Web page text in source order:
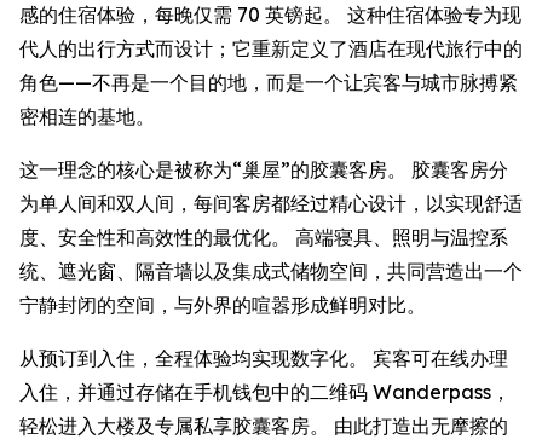
感的住宿体验，每晚仅需 70 英镑起。 这种住宿体验专为现
代人的出行方式而设计；它重新定义了酒店在现代旅行中的
角色——不再是一个目的地，而是一个让宾客与城市脉搏紧
密相连的基地。
这一理念的核心是被称为“巢屋”的胶囊客房。 胶囊客房分
为单人间和双人间，每间客房都经过精心设计，以实现舒适
度、安全性和高效性的最优化。 高端寝具、照明与温控系
统、遮光窗、隔音墙以及集成式储物空间，共同营造出一个
宁静封闭的空间，与外界的喧嚣形成鲜明对比。
从预订到入住，全程体验均实现数字化。 宾客可在线办理
入住，并通过存储在手机钱包中的二维码 Wanderpass，
轻松进入大楼及专属私享胶囊客房。 由此打造出无摩擦的